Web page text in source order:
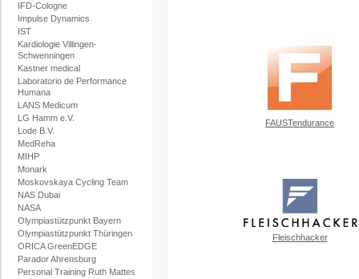
IFD-Cologne
Impulse Dynamics
IST
Kardiologie Villingen-
Schwenningen
Kastner medical
Laboratorio de Performance
Humana
LANS Medicum
LG Hamm e.V.
Lode B.V.
MedReha
MIHP
Monark
Moskovskaya Cycling Team
NAS Dubai
NASA
Olympiastützpunkt Bayern
Olympiastützpunkt Thüringen
ORICA GreenEDGE
Parador Ahrensburg
Personal Training Ruth Mattes
FAUSTendurance
Fleischhacker